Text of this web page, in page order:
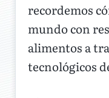
recordemos
mundo con
alimentos a
tecnológicos